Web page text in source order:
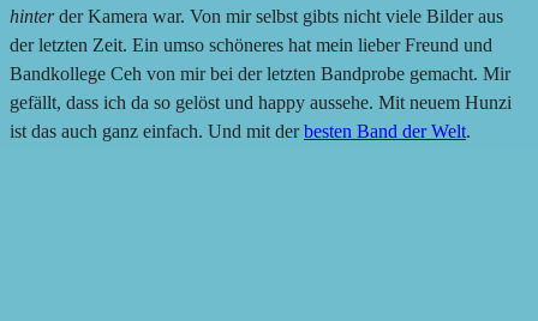
hinterder Kamera war. Von mir selbst gibts nicht viele Bilder aus
der letzten Zeit. Ein umso schöneres hat mein lieber Freund und
Bandkollege Ceh von mir bei der letzten Bandprobe gemacht. Mir
gefällt, dass ich da so gelöst und happy aussehe. Mit neuem Hunzi
ist das auch ganz einfach. Und mit derbesten Band der Welt.